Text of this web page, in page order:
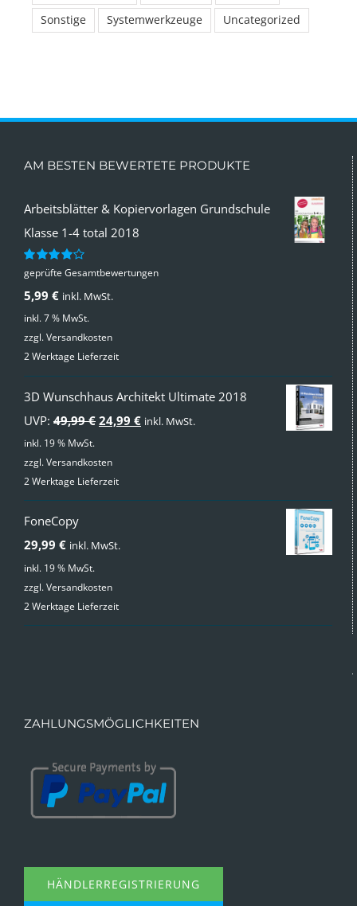
Sonstige
Systemwerkzeuge Uncategorized
AM BESTEN BEWERTETE PRODUKTE
Arbeitsblätter & Kopiervorlagen Grundschule
Klasse 1-4 total 2018
Bewertet
von 5
geprüfte Gesamtbewertungen
5,99 € inkl. MwSt.
inkl. 7 % MwSt.
zzgl.Versandkosten
2 Werktage Lieferzeit
3D Wunschhaus Architekt Ultimate 2018
UVP: 49,99€ Ursprünglicher
war:
24,99 €Aktueller
inkl. MwSt.
inkl. 19 % MwSt.
zzgl.Versandkosten
2 Werktage Lieferzeit
FoneCopy
29,99 € inkl. MwSt.
inkl. 19 % MwSt.
zzgl.Versandkosten
2 Werktage Lieferzeit
ZAHLUNGSMÖGLICHKEITEN
HÄNDLERREGISTRIERUNG